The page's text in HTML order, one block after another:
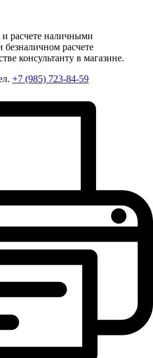
расчете наличными
безналичном расчете
консультанту в магазине.
+7 (985) 723-84-59